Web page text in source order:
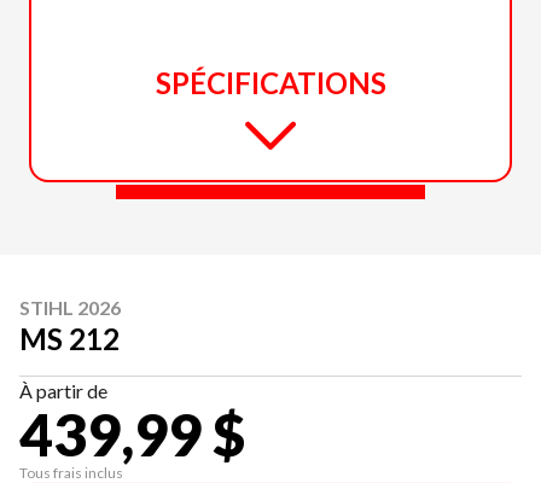
SPÉCIFICATIONS
STIHL 2026
MS 212
À partir de
439,99 $
Tous frais inclus